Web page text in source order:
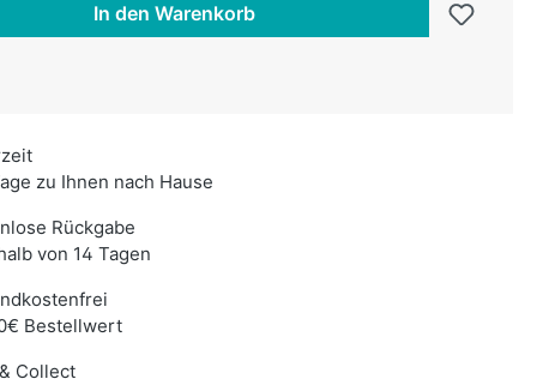
In den Warenkorb
zu Ihnen nach Hause
Rückgabe
von 14 Tagen
Bestellwert
Collect